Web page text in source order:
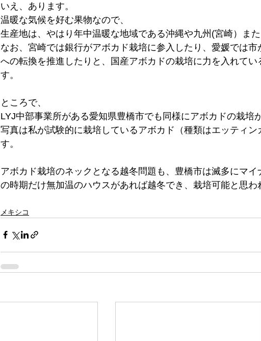
いえ、あります。
温暖な気候を好む果物なので、
生産地は、やはり年中温暖な地域である沖縄や九州(宮崎）また
なお、宮崎では銀行がアボカド栽培に参入したり、愛媛では
への転換を推進したりと、国産アボカドの栽培に力を入れて
す。
ところで、
LYJ中部事業所がある愛知県豊橋市でも同様にアボカドの栽培
写真は私が試験的に栽培しているアボカド（種類はエッティ
す。
アボカド栽培のネックとなる越冬問題も、豊橋市は滅多にマ
の時期だけ無加温のハウスがあれば越冬でき、栽培可能と思わ
メキシコ